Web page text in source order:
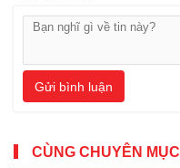
Gửi bình luận
CÙNG CHUYÊN MỤC